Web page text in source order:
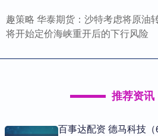
趣策略 华泰期货：沙特考虑将原油
将开始定价海峡重开后的下行风险
推荐资讯
百事达配资 德马科技